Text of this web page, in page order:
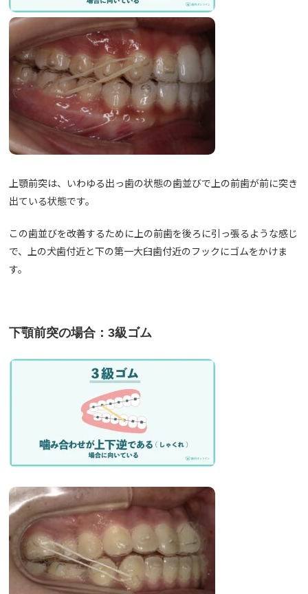
上顎前突は、いわゆる出っ歯の状態の歯並びで上の前歯が前に突き
出ている状態です。
この歯並びを改善するために上の前歯を後ろに引っ張るような感じ
で、上の犬歯付近と下の第一大臼歯付近のフックにゴムをかけま
す。
下顎前突の場合：3級ゴム